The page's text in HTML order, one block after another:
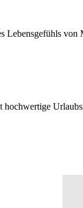
Lebensgefühls